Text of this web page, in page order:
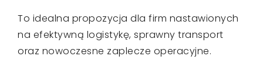
To idealna propozycja dla firm nastawionych
na efektywną logistykę, sprawny transport
oraz nowoczesne zaplecze operacyjne.